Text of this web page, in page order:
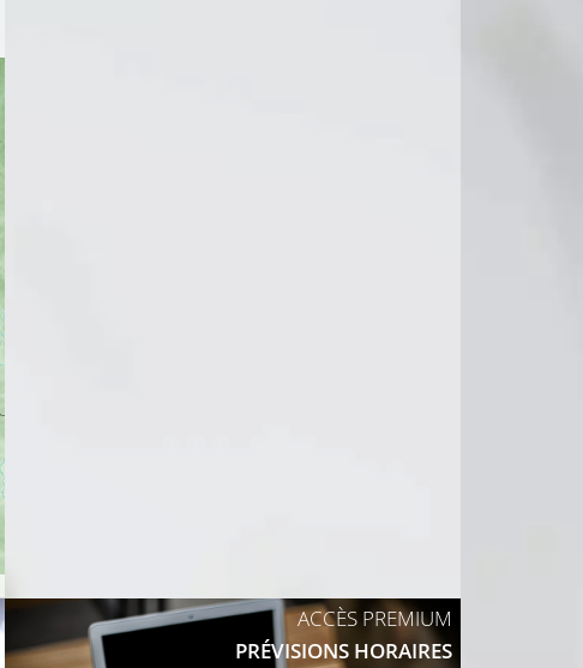
ACCÈS PREMIUM
PRÉVISIONS HORAIRES